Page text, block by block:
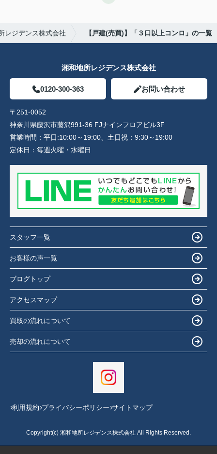
レジデンス株式会社 【戸建(売買)】「３口以上コンロ」の一覧
湘和地所レジデンス株式会社
0120-300-363 お問い合わせ
〒251-0052
神奈川県藤沢市藤沢991-36 FJナインフロアビル3F
営業時間： 平日:10:00～19:00、土日祝：9:30～19:00
定休日： 毎週火曜・水曜日
スタッフ一覧
お客様の声一覧
ブログトップ
アクセスマップ
買取の流れについて
売却の流れについて
利用規約 プライバシーポリシー サイトマップ
Copyright(c) 湘和地所レジデンス株式会社 All Rights Reserved.